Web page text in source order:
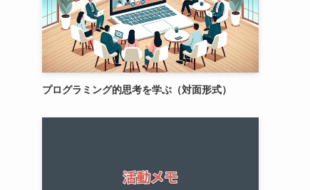
プログラミング的思考を学ぶ（対面形式）